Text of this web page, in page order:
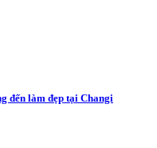
đến làm đẹp tại Changi